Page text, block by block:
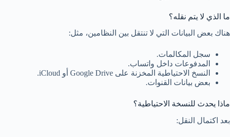
ما الذي لا يتم نقله؟
هناك بعض البيانات التي لا تنتقل بين النظامين، مثل:
سجل المكالمات.
المدفوعات داخل واتساب.
النسخ الاحتياطية المخزنة على Google Drive أو iCloud.
بعض بيانات القنوات.
ماذا يحدث للنسخة الاحتياطية؟
بعد اكتمال النقل: